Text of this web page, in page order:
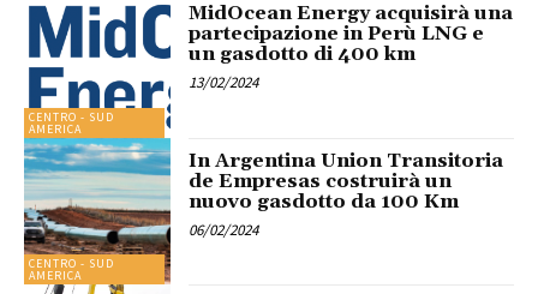
CENTRO - SUD
AMERICA
MidOcean Energy acquisirà una
partecipazione in Perù LNG e
un gasdotto di 400 km
13/02/2024
CENTRO - SUD
AMERICA
In Argentina Union Transitoria
de Empresas costruirà un
nuovo gasdotto da 100 Km
06/02/2024